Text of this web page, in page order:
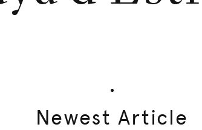
Newest Article